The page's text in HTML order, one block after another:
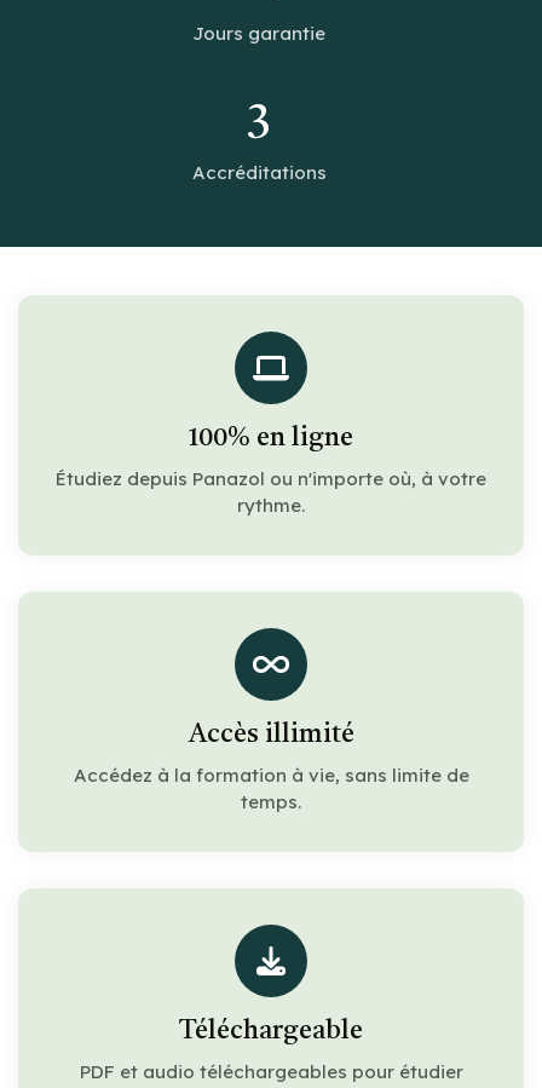
Jours garantie
3
Accréditations
100% en ligne
Étudiez depuis Panazol ou n'importe où, à votre
rythme.
Accès illimité
Accédez à la formation à vie, sans limite de
temps.
Téléchargeable
PDF et audio téléchargeables pour étudier